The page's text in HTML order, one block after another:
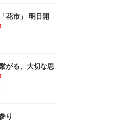
花市」 明日開
がる、大切な思
り